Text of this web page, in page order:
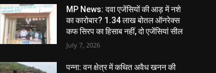
MP News: दवा एजेंसियों की आड़ में नशे
का कारोबार? 1.34 लाख बोतल ऑनरेक्स
कफ सिरप का हिसाब नहीं, दो एजेंसियां सील
July 7, 2026
पन्ना: वन क्षेत्र में कथित अवैध खनन की